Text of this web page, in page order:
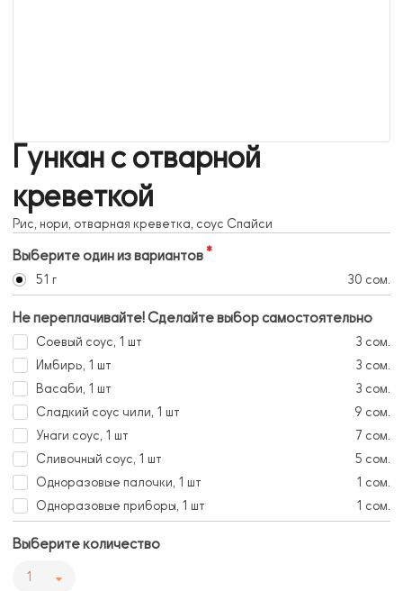
Гункан с отварной
креветкой
Рис, нори, отварная креветка, соус Спайси
Выберите один из вариантов
51 г 30 сом.
Не переплачивайте! Сделайте выбор самостоятельно
Соевый соус, 1 шт
3 сом.
Имбирь, 1 шт
3 сом.
Васаби, 1 шт
3 сом.
Сладкий соус чили, 1 шт
9 сом.
Унаги соус, 1 шт
7 сом.
Сливочный соус, 1 шт
5 сом.
Одноразовые палочки, 1 шт
1 сом.
Одноразовые приборы, 1 шт
1 сом.
Выберите количество
1